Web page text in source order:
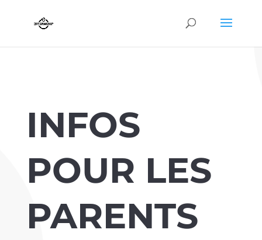
INFOS
POUR LES
PARENTS